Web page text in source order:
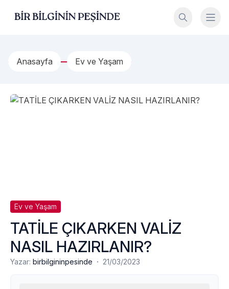
Bir Bilginin Peşinde!
Anasayfa Ev ve Yaşam
Ev ve Yaşam
TATİLE ÇIKARKEN VALİZ
NASIL HAZIRLANIR?
Yazar: birbilgininpesinde · 21/03/2023